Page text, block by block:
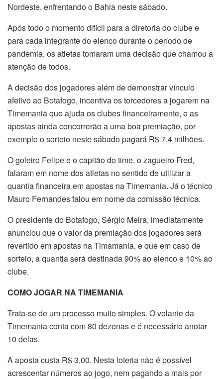
Nordeste, enfrentando o Bahia neste sábado.
Após todo o momento difícil para a diretoria do clube e
para cada integrante do elenco durante o período de
pandemia, os atletas tomaram uma decisão que chamou a
atenção de todos.
A decisão dos jogadores além de demonstrar vínculo
afetivo ao Botafogo, incentiva os torcedores a jogarem na
Timemania que ajuda os clubes financeiramente, e as
apostas ainda concorrerão a uma boa premiação, por
exemplo o sorteio neste sábado pagará R$ 7,4 milhões.
O goleiro Felipe e o capitão do time, o zagueiro Fred,
falaram em nome dos atletas no sentido de utilizar a
quantia financeira em apostas na Timemania. Já o técnico
Mauro Fernandes falou em nome da comissão técnica.
O presidente do Botafogo, Sérgio Meira, imediatamente
anunciou que o valor da premiação dos jogadores será
revertido em apostas na Timamania, e que em caso de
sorteio, a quantia será destinada 90% ao elenco e 10% ao
clube.
COMO JOGAR NA TIMEMANIA
Trata-se de um processo muito simples. O volante da
Timemania conta com 80 dezenas e é necessário anotar
10 delas.
A aposta custa R$ 3,00. Nesta loteria não é possível
acrescentar números ao jogo, nem pagando a mais por